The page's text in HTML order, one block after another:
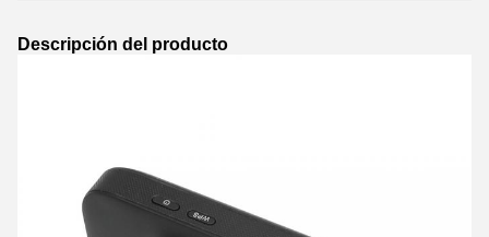
Descripción del producto